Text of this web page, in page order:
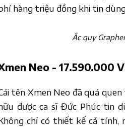
hàng triệu đồng khi tin
Ắc quy
Neo - 17.590.000
tên Xmen Neo đã quá
được ca sĩ Đức Phúc tin
chỉ có thiết kế cá tính,